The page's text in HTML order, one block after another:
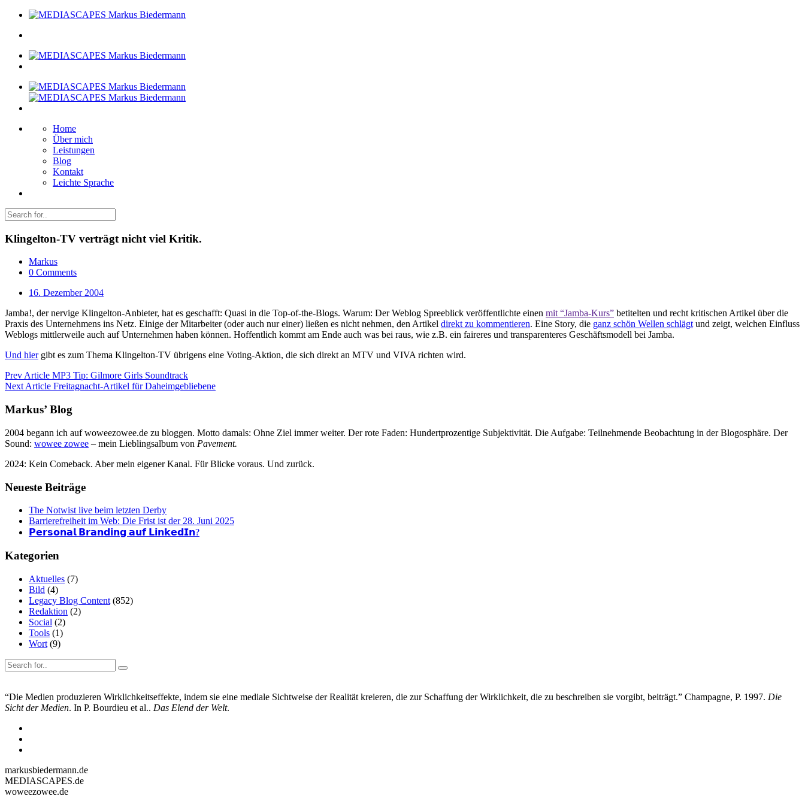
Home
Über mich
Leistungen
Blog
Kontakt
Leichte Sprache
Klingelton-TV verträgt nicht viel Kritik.
Markus
0 Comments
16. Dezember 2004
Jamba!, der nervige Klingelton-Anbieter, hat es geschafft: Quasi in die Top-of-the-Blogs. Warum: Der Weblog Spreeblick veröffentlichte einen mit “Jamba-Kurs” betitelten und recht kritischen Artikel über die
Praxis des Unternehmens ins Netz. Einige der Mitarbeiter (oder auch nur einer) ließen es nicht nehmen, den Artikel direkt zu kommentieren. Eine Story, die ganz schön Wellen schlägtund zeigt, welchen Einfluss
Weblogs mittlerweile auch auf Unternehmen haben können. Hoffentlich kommt am Ende auch was bei raus, wie z.B. ein faireres und transparenteres Geschäftsmodell bei Jamba.
Und hiergibt es zum Thema Klingelton-TV übrigens eine Voting-Aktion, die sich direkt an MTV und VIVA richten wird.
Prev Article MP3 Tip: Gilmore Girls Soundtrack
Next Article Freitagnacht-Artikel für Daheimgebliebene
Markus’ Blog
2004 begann ich auf woweezowee.de zu bloggen. Motto damals: Ohne Ziel immer weiter. Der rote Faden: Hundertprozentige Subjektivität. Die Aufgabe: Teilnehmende Beobachtung in der Blogosphäre. Der
Sound: wowee zowee – mein Lieblingsalbum von Pavement.
2024: Kein Comeback. Aber mein eigener Kanal. Für Blicke voraus. Und zurück.
Neueste Beiträge
The Notwist live beim letzten Derby
Barrierefreiheit im Web: Die Frist ist der 28. Juni 2025
𝗣𝗲𝗿𝘀𝗼𝗻𝗮𝗹 𝗕𝗿𝗮𝗻𝗱𝗶𝗻𝗴 𝗮𝘂𝗳 𝗟𝗶𝗻𝗸𝗲𝗱𝗜𝗻?
Kategorien
Aktuelles (7)
Bild (4)
Legacy Blog Content (852)
Redaktion (2)
Social (2)
Tools (1)
Wort (9)
“Die Medien produzieren Wirklichkeitseffekte, indem sie eine mediale Sichtweise der Realität kreieren, die zur Schaffung der Wirklichkeit, die zu beschreiben sie vorgibt, beiträgt.” Champagne, P. 1997. Die
Sicht der Medien. In P. Bourdieu et al.. Das Elend der Welt.
markusbiedermann.de
MEDIASCAPES.de
woweezowee.de